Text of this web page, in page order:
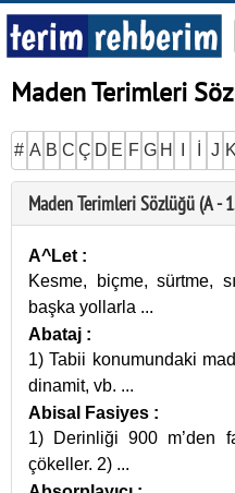
Maden Terimleri
# A B C Ç D E F G H J K
Maden Terimleri Sözlüğü (A -
A^Let :
Kesme, biçme, sürtme,
başka yollarla ...
Abataj :
1) Tabii konumundaki
dinamit, vb. ...
Abisal Fasiyes :
1) Derinliği 900 m’den
çökeller. 2) ...